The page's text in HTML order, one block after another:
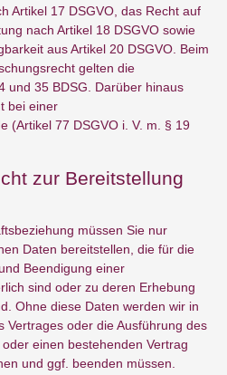
Artikel 17 DSGVO, das Recht auf
nach Artikel 18 DSGVO sowie
aus Artikel 20 DSGVO. Beim
gelten die
und 35 BDSG. Darüber hinaus
bei einer
(Artikel 77 DSGVO i. V. m. § 19
zur Bereitstellung
müssen Sie nur
Daten bereitstellen, die für die
Beendigung einer
sind oder zu deren Erhebung
Ohne diese Daten werden wir in
Vertrages oder die Ausführung des
einen bestehenden Vertrag
und ggf. beenden müssen.